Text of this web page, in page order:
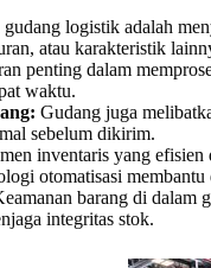
logistik adalah
atau karakteristik
penting dalam
waktu.
Gudang juga
sebelum dikirim.
inventaris yang
otomatisasi
barang di dalam
integritas stok.